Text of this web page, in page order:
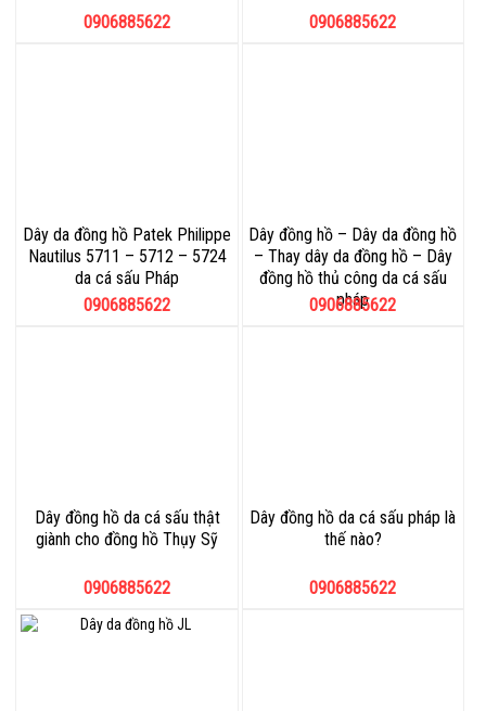
0906885622 0906885622
Dây da đồng hồ Patek Philippe
Nautilus 5711 – 5712 – 5724
da cá sấu Pháp
0906885622
Dây đồng hồ – Dây da đồng hồ
– Thay dây da đồng hồ – Dây
đồng hồ thủ công da cá sấu
pháp
0906885622
Dây đồng hồ da cá sấu thật
giành cho đồng hồ Thụy Sỹ
0906885622
Dây đồng hồ da cá sấu pháp là
thế nào?
0906885622